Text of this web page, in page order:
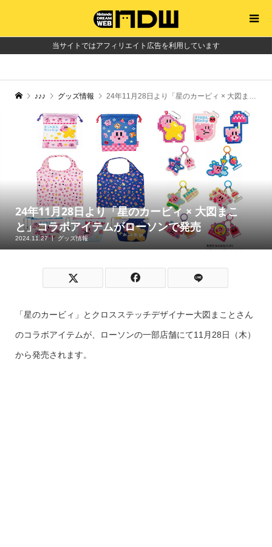
当サイトではアフィリエイト広告を利用しています
♪♪♪ グッズ情報 24年11月28日より「星のカービィ × 大図まこと」コラボアイテムがローソンで発売
24年11月28日より「星のカービィ × 大図まこ
と」コラボアイテムがローソンで発売
2024.11.27 グッズ情報
「星のカービィ」とクロスステッチデザイナー大図まことさん
のコラボアイテムが、ローソンの一部店舗にて11月28日（木）
から発売されます。